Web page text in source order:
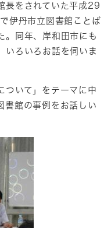
長をされていた平成29
伊丹市立図書館ことば
。同年、岸和田市にも
いろいろお話を伺いま
ついて」をテーマに中
書館の事例をお話しい